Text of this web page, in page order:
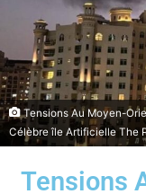
Tensions Au Moyen-
Célèbre île Artificielle The
Tensions